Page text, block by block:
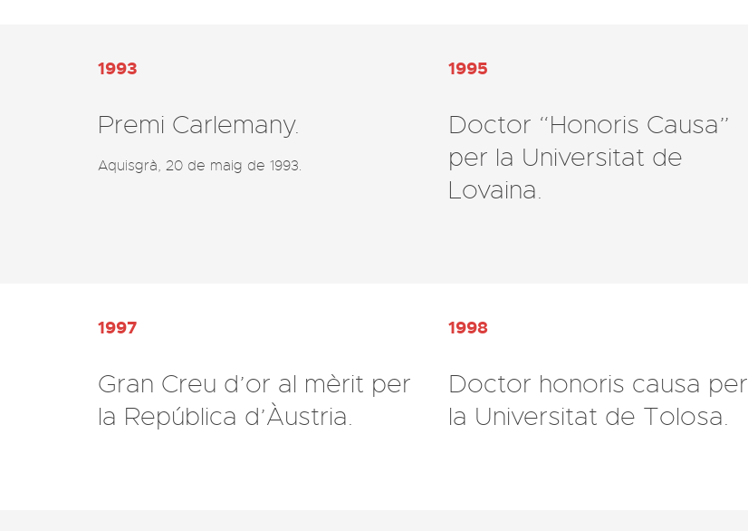
1993
Premi Carlemany.
Aquisgrà, 20 de maig de 1993.
1995
Doctor “Honoris Causa”
per la Universitat de
Lovaina.
1997
Gran Creu d’or al mèrit per
la República d’Àustria.
1998
Doctor honoris causa per
la Universitat de Tolosa.